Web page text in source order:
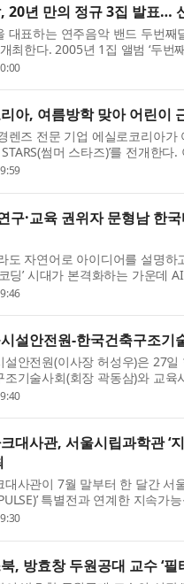
20년 만의 정규 3집 발표…
대표하는 연주음악 밴드 두번
최한다. 2005년 1집 앨범 ‘두번
받은 두번째달은 20년...
아, 여름방학 맞아 어린이
렌즈 전문 기업 에실로코리아
STARS(썸머 스타즈)’를 전개한
부제로, 근시 관리의 ...
구·교육 권위자 문형남 한
도 자연어로 아이디어를 설명하
딩’ 시대가 본격화하는 가운데
회장인 문형남 숙명...
설안전원-한국건축구조기
설안전원(이사장 허성우)은 27
조기술사회(회장 곽동삼)와 교
업무협약(MOU)을 체결했...
대사관, 서울시립과학관 ‘
대사관이 7월 말부터 한 달간 서
PULSE)’ 특별전과 연계한 지속
관으로 참여한 전시로, 대...
, 방효창 두원공대 교수 ‘필